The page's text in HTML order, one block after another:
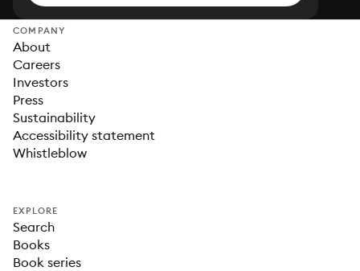
COMPANY
About
Careers
Investors
Press
Sustainability
Accessibility statement
Whistleblow
EXPLORE
Search
Books
Book series